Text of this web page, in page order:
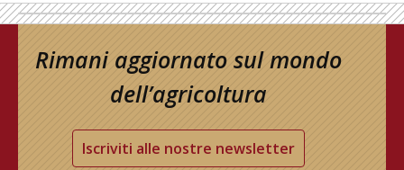
Rimani aggiornato sul mondo
dell’agricoltura
Iscriviti alle nostre newsletter